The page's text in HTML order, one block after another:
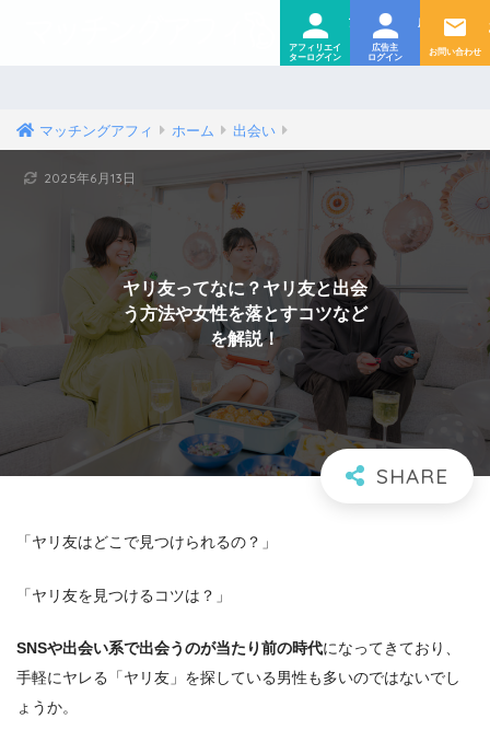
アフィリエイター ログイ
広告主ログ
マッチングアフィ ホーム 出会い
ヤリ友ってなに？ヤリ友と出会
う方法や女性を落とすコツなど
を解説！
2025年6月13日
「ヤリ友はどこで見つけられるの？」
「ヤリ友を見つけるコツは？」
SNSや出会い系で出会うのが当たり前の時代になってきており、
手軽にヤレる「ヤリ友」を探している男性も多いのではないでし
ょうか。